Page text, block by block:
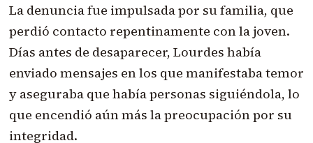
La denuncia fue impulsada por su familia, que
perdió contacto repentinamente con la joven.
Días antes de desaparecer, Lourdes había
enviado mensajes en los que manifestaba temor
y aseguraba que había personas siguiéndola, lo
que encendió aún más la preocupación por su
integridad.